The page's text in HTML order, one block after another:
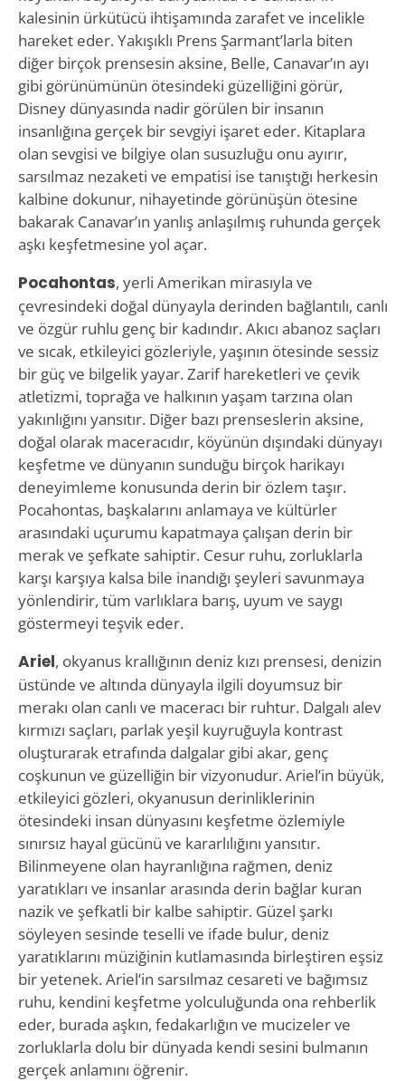
kalesinin ürkütücü ihtişamında zarafet ve incelikle
hareket eder. Yakışıklı Prens Şarmant’larla biten
diğer birçok prensesin aksine, Belle, Canavar’ın ayı
gibi görünümünün ötesindeki güzelliğini görür,
Disney dünyasında nadir görülen bir insanın
insanlığına gerçek bir sevgiyi işaret eder. Kitaplara
olan sevgisi ve bilgiye olan susuzluğu onu ayırır,
sarsılmaz nezaketi ve empatisi ise tanıştığı herkesin
kalbine dokunur, nihayetinde görünüşün ötesine
bakarak Canavar’ın yanlış anlaşılmış ruhunda gerçek
aşkı keşfetmesine yol açar.
Pocahontas, yerli Amerikan mirasıyla ve
çevresindeki doğal dünyayla derinden bağlantılı, canlı
ve özgür ruhlu genç bir kadındır. Akıcı abanoz saçları
ve sıcak, etkileyici gözleriyle, yaşının ötesinde sessiz
bir güç ve bilgelik yayar. Zarif hareketleri ve çevik
atletizmi, toprağa ve halkının yaşam tarzına olan
yakınlığını yansıtır. Diğer bazı prenseslerin aksine,
doğal olarak maceracıdır, köyünün dışındaki dünyayı
keşfetme ve dünyanın sunduğu birçok harikayı
deneyimleme konusunda derin bir özlem taşır.
Pocahontas, başkalarını anlamaya ve kültürler
arasındaki uçurumu kapatmaya çalışan derin bir
merak ve şefkate sahiptir. Cesur ruhu, zorluklarla
karşı karşıya kalsa bile inandığı şeyleri savunmaya
yönlendirir, tüm varlıklara barış, uyum ve saygı
göstermeyi teşvik eder.
Ariel, okyanus krallığının deniz kızı prensesi, denizin
üstünde ve altında dünyayla ilgili doyumsuz bir
merakı olan canlı ve maceracı bir ruhtur. Dalgalı alev
kırmızı saçları, parlak yeşil kuyruğuyla kontrast
oluşturarak etrafında dalgalar gibi akar, genç
coşkunun ve güzelliğin bir vizyonudur. Ariel’in büyük,
etkileyici gözleri, okyanusun derinliklerinin
ötesindeki insan dünyasını keşfetme özlemiyle
sınırsız hayal gücünü ve kararlılığını yansıtır.
Bilinmeyene olan hayranlığına rağmen, deniz
yaratıkları ve insanlar arasında derin bağlar kuran
nazik ve şefkatli bir kalbe sahiptir. Güzel şarkı
söyleyen sesinde teselli ve ifade bulur, deniz
yaratıklarını müziğinin kutlamasında birleştiren eşsiz
bir yetenek. Ariel’in sarsılmaz cesareti ve bağımsız
ruhu, kendini keşfetme yolculuğunda ona rehberlik
eder, burada aşkın, fedakarlığın ve mucizeler ve
zorluklarla dolu bir dünyada kendi sesini bulmanın
gerçek anlamını öğrenir.